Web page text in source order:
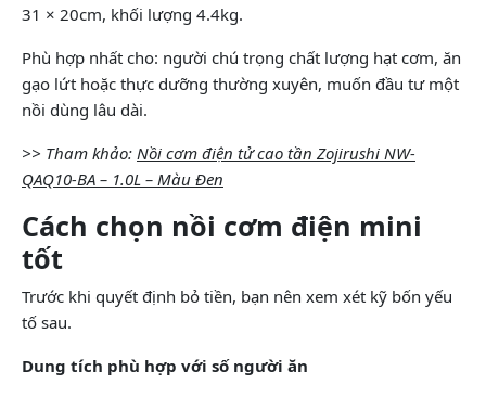
31 × 20cm, khối lượng 4.4kg.
Phù hợp nhất cho: người chú trọng chất lượng hạt cơm, ăn
gạo lứt hoặc thực dưỡng thường xuyên, muốn đầu tư một
nồi dùng lâu dài.
>> Tham khảo: Nồi cơm điện tử cao tần Zojirushi NW-
QAQ10-BA – 1.0L – Màu Đen
Cách chọn nồi cơm điện mini
tốt
Trước khi quyết định bỏ tiền, bạn nên xem xét kỹ bốn yếu
tố sau.
Dung tích phù hợp với số người ăn